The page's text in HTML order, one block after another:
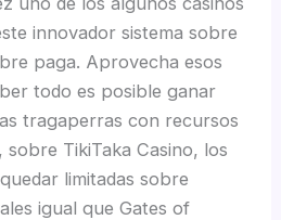
innovador sistema sobre
paga. Aprovecha esos
todo es posible ganar
tragaperras con recursos
TikiTaka Casino, los
limitadas sobre
igual que Gates of